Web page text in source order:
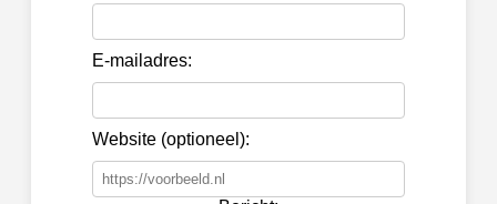
E-mailadres:
Website (optioneel):